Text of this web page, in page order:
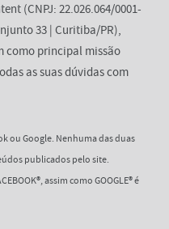
(CNPJ: 22.026.064/0001-
33 | Curitiba/PR),
como principal missão
as suas dúvidas com
ou Google. Nenhuma das duas
publicados pelo site.
assim como GOOGLE® é